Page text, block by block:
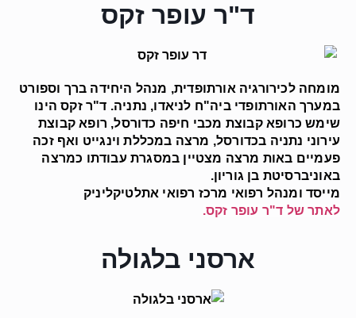
ד"ר עופר זקס
מומחה לכירורגיה אורתופדית, מנהל היחידה ברך וספורט
במערך האורתופדי ביה"ח לניאדו, נתניה. ד"ר זקס הינו
שימש כרופא קבוצת מכבי חיפה כדורסל, רופא קבוצת
עירוני נתניה בכדורסל, מרצה במכללת וינגייט ואף זכה
פעמיים באות מרצה מצטיין במסגרת עבודתו כמרצה
באוניברסיטת בן גוריון.
מייסד ומנהל רפואי מרכז רפואי אתלטיקליניק
לאתר של ד"ר עופר זקס.
ארסני בלגולה